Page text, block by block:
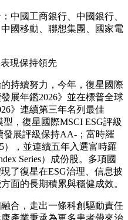
中國工商銀行、中國銀行、
國移動、聯想集團、國家電
現保持領先
持續努力，今年，復星國際
展年鑑2026》並在標普全球
》連續第三年名列最佳
，復星國際MSCI ESG評級
展評級保持AA-；富時羅
），並連續五年入選富時羅
Series）成份股。多項國
了復星在ESG治理、信息披
面的長期積累與穩健成效。
合，走出一條科創驅動責任
產業秉承為更多患者帶來治